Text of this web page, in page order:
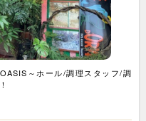
～ホール/調理スタッフ/調